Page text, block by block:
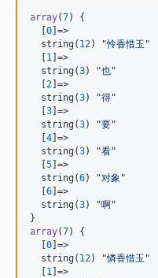
array(7) {
  [
0]=>
  string(
12) "怜香惜玉 "
  [
1 ]=>
  string(
3) "也"
  [
2]=>
  string(
3) "得"
  [
3]=>
  string(
3) "要"
  [
4]=>
  string(
3) "看"
  [
5]=>
  string(
6) "对象 "
  [
6]=>
  string(
3) "啊"
array(7) {
  [
0]=>
  string(
12) "憐香惜玉 "
  [
1 ]=>